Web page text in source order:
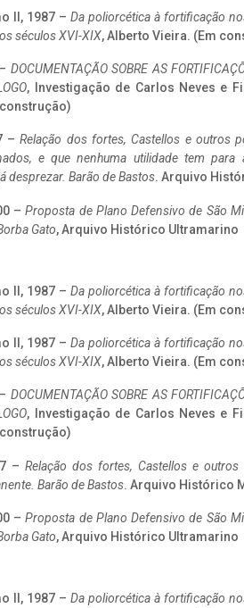
II, 1987 – Da poliorcética à fortificação
séculos XVI-XIX, Alberto Vieira. (Em
DOCUMENTAÇÃO SOBRE AS
, Investigação de Carlos Neves e
–Relação dos fortes, Castellos e outros
e que nenhuma utilidade tem
desprezar. Barão de Bastos. Arquivo
–Proposta de Plano Defensivo de São
Gato, Arquivo Histórico Ultramarino
II, 1987 – Da poliorcética à fortificação
séculos XVI-XIX, Alberto Vieira. (Em
II, 1987 – Da poliorcética à fortificação
séculos XVI-XIX, Alberto Vieira. (Em
DOCUMENTAÇÃO SOBRE AS
, Investigação de Carlos Neves e
– Relação dos fortes, Castellos e
Barão de Bastos. Arquivo Histórico
–Proposta de Plano Defensivo de São
Gato, Arquivo Histórico Ultramarino
II, 1987 – Da poliorcética à fortificação